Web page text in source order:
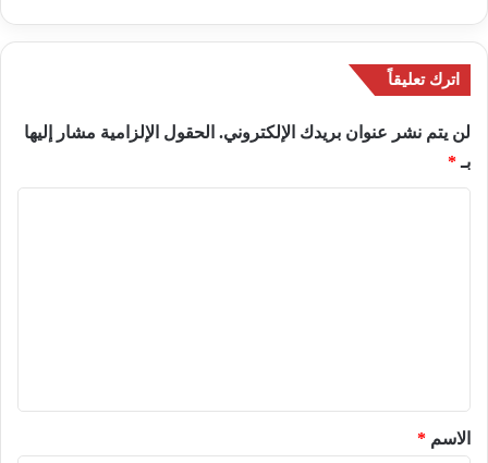
اترك تعليقاً
لن يتم نشر عنوان بريدك الإلكتروني. الحقول الإلزامية مشار إليها
بـ*
*الاسم *